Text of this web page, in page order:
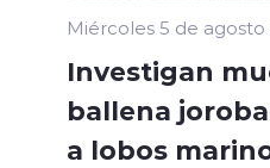
Miércoles 5 de
Investigan
ballena
a lobos